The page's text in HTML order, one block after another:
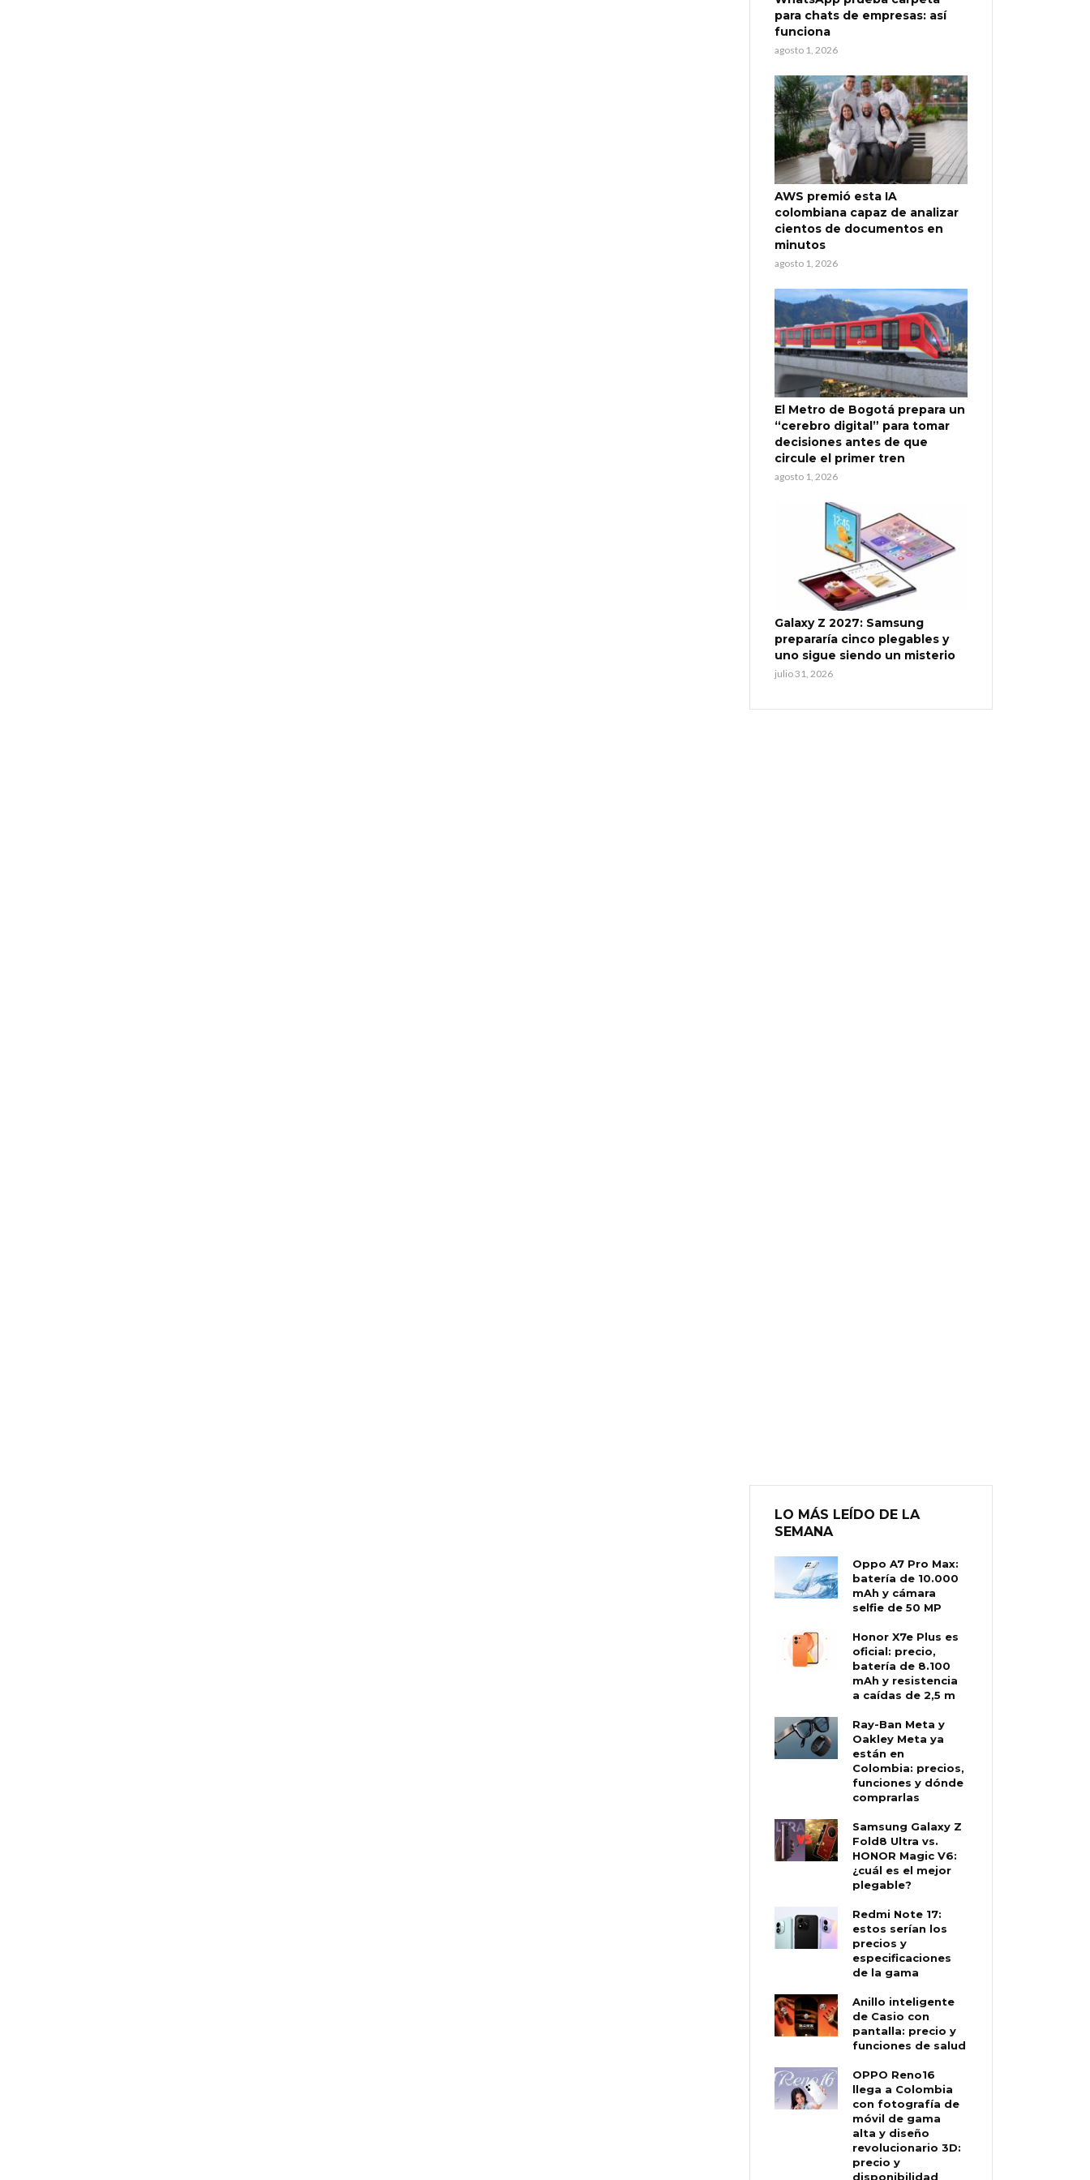
para chats de empresas: así
funciona
agosto 1, 2026
AWS premió esta IA
colombiana capaz de analizar
cientos de documentos en
minutos
agosto 1, 2026
El Metro de Bogotá prepara un
“cerebro digital” para tomar
decisiones antes de que
circule el primer tren
agosto 1, 2026
Galaxy Z 2027: Samsung
prepararía cinco plegables y
uno sigue siendo un misterio
julio 31, 2026
LO MÁS LEÍDO DE LA
SEMANA
Oppo A7 Pro Max:
batería de 10.000
mAh y cámara
selfie de 50 MP
Honor X7e Plus es
oficial: precio,
batería de 8.100
mAh y resistencia
a caídas de 2,5 m
Ray-Ban Meta y
Oakley Meta ya
están en
Colombia: precios,
funciones y dónde
comprarlas
Samsung Galaxy Z
Fold8 Ultra vs.
HONOR Magic V6:
¿cuál es el mejor
plegable?
Redmi Note 17:
estos serían los
precios y
especificaciones
de la gama
Anillo inteligente
de Casio con
pantalla: precio y
funciones de salud
OPPO Reno16
llega a Colombia
con fotografía de
móvil de gama
alta y diseño
revolucionario 3D:
precio y
disponibilidad